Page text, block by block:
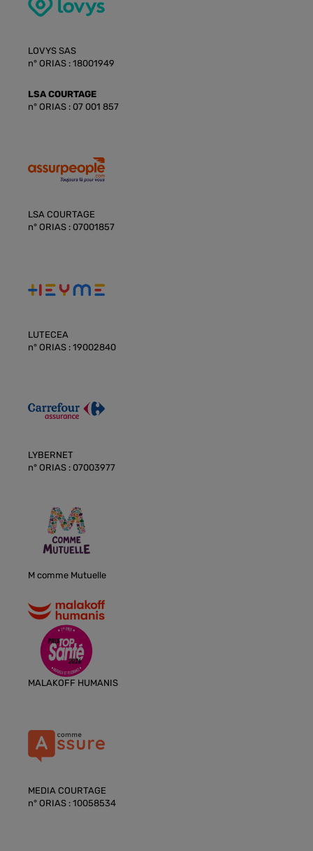
LOVYS SAS
n° ORIAS : 18001949
LSA COURTAGE
n° ORIAS : 07 001 857
LSA COURTAGE
n° ORIAS : 07001857
LUTECEA
n° ORIAS : 19002840
LYBERNET
n° ORIAS : 07003977
M comme Mutuelle
MALAKOFF HUMANIS
MEDIA COURTAGE
n° ORIAS : 10058534